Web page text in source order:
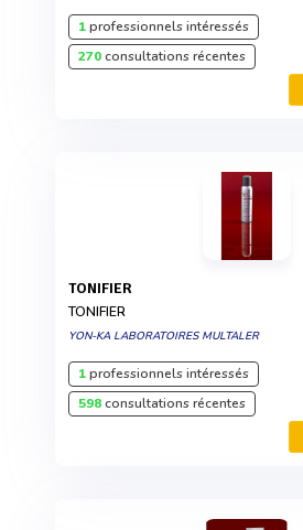
1professionnels intéressés
270consultations récentes
TONIFIER
TONIFIER
YON-KA LABORATOIRES MULTALER
1professionnels intéressés
598consultations récentes